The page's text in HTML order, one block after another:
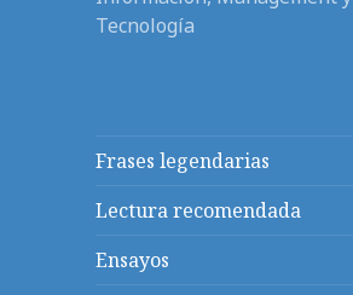
Tecnología
Frases legendarias
Lectura recomendada
Ensayos